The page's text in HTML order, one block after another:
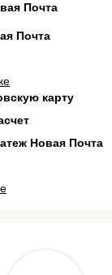
Почта
Почта
карту
Новая Почта